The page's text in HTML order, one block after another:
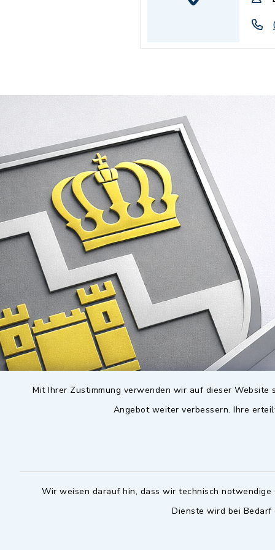
Mit Ihrer Zustimmung verwenden wir auf dieser
Angebot weiter verbessern. Ihre
Wir weisen darauf hin, dass wir technisch
Dienste wird bei